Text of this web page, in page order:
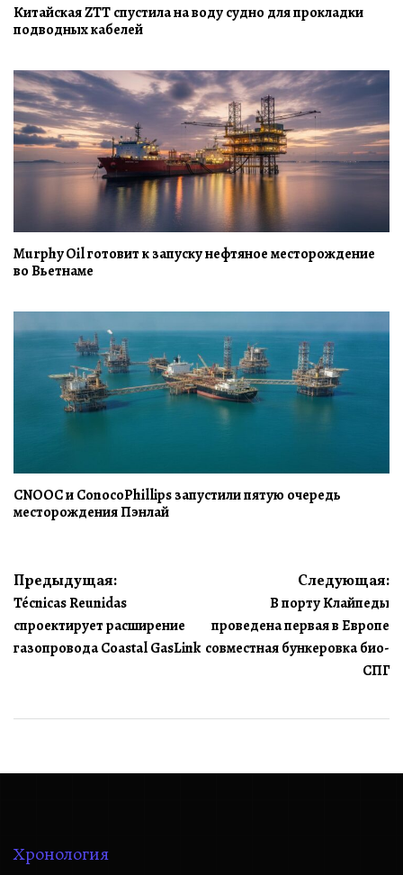
Китайская ZTT спустила на воду судно для прокладки
подводных кабелей
Murphy Oil готовит к запуску нефтяное месторождение
во Вьетнаме
CNOOC и ConocoPhillips запустили пятую очередь
месторождения Пэнлай
Навигация
по
записям
Предыдущая:
Técnicas Reunidas
спроектирует расширение
газопровода Coastal GasLink
Следующая:
В порту Клайпеды
проведена первая в Европе
совместная бункеровка био-
СПГ
Хронология